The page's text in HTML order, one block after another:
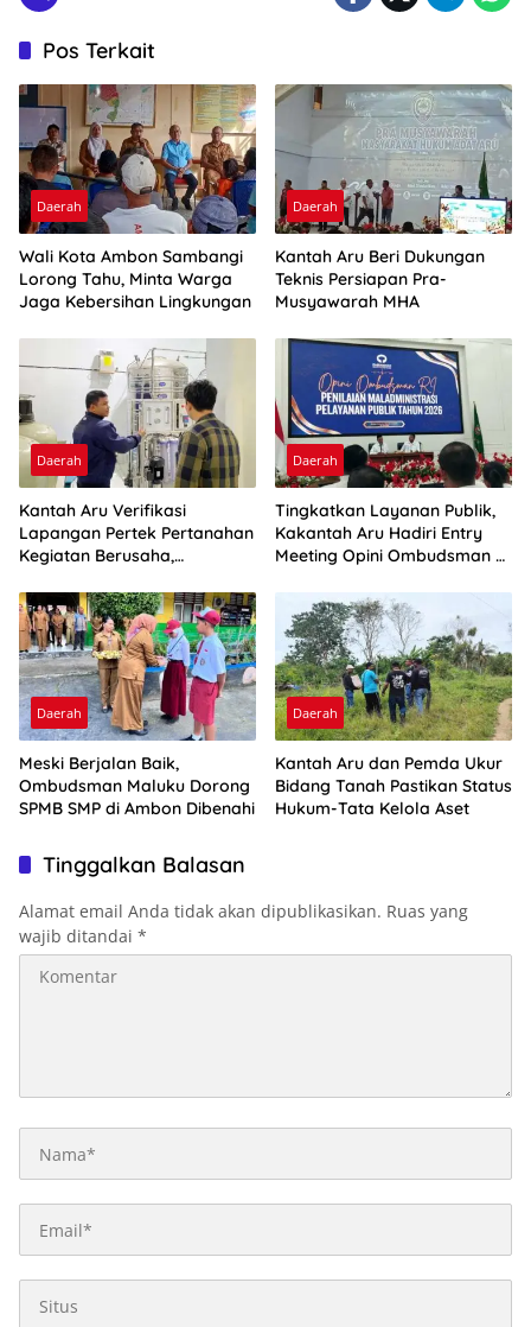
Pos Terkait
Daerah
Wali Kota Ambon Sambangi
Lorong Tahu, Minta Warga
Jaga Kebersihan Lingkungan
Daerah
Kantah Aru Beri Dukungan
Teknis Persiapan Pra-
Musyawarah MHA
Daerah
Kantah Aru Verifikasi
Lapangan Pertek Pertanahan
Kegiatan Berusaha,
Daerah
Tingkatkan Layanan Publik,
Kakantah Aru Hadiri Entry
Meeting Opini Ombudsman RI
Daerah
Meski Berjalan Baik,
Ombudsman Maluku Dorong
SPMB SMP di Ambon Dibenahi
Daerah
Kantah Aru dan Pemda Ukur
Bidang Tanah Pastikan Status
Hukum-Tata Kelola Aset
Tinggalkan Balasan
Alamat email Anda tidak akan dipublikasikan. Ruas yang
wajib ditandai *